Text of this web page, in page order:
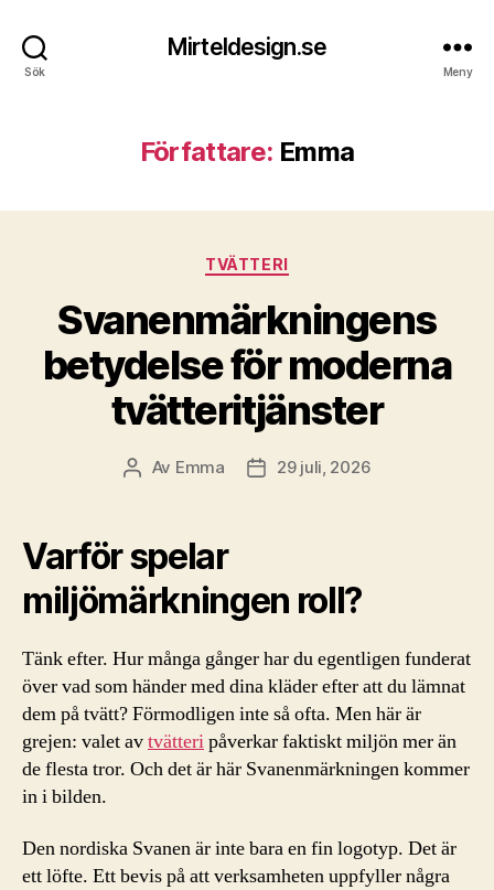
Sök
Mirteldesign.se
Meny
Författare: Emma
Kategorier
TVÄTTERI
Svanenmärkningens
betydelse för moderna
tvätteritjänster
Inläggsförfattare
Av Emma Inläggsdatum
29 juli, 2026
Varför spelar
miljömärkningen roll?
Tänk efter. Hur många gånger har du egentligen funderat
över vad som händer med dina kläder efter att du lämnat
dem på tvätt? Förmodligen inte så ofta. Men här är
grejen: valet avtvätteripåverkar faktiskt miljön mer än
de flesta tror. Och det är här Svanenmärkningen kommer
in i bilden.
Den nordiska Svanen är inte bara en fin logotyp. Det är
ett löfte. Ett bevis på att verksamheten uppfyller några